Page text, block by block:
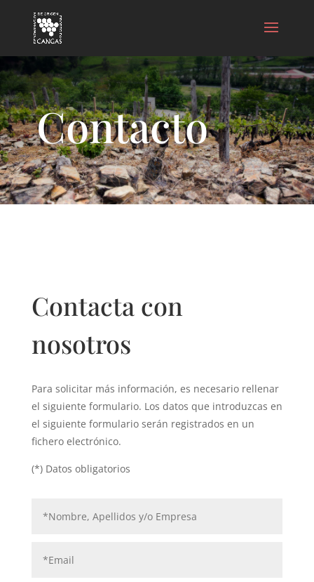
Contacto
Contacta con
nosotros
Para solicitar más información, es necesario rellenar
el siguiente formulario. Los datos que introduzcas en
el siguiente formulario serán registrados en un
fichero electrónico.
(*) Datos obligatorios